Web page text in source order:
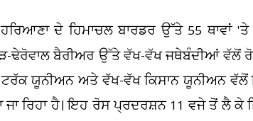
ਹਰਿਆਣਾ ਦੇ ਹਿਮਾਚਲ ਬਾਰਡਰ ਉੱਤੇ 55 ਥਾਵਾਂ
ਢੇਰੋਵਾਲ ਬੈਰੀਅਰ ਉੱਤੇ ਵੱਖ-ਵੱਖ ਜਥੇਬੰਦੀਆਂ ਵੱਲੋਂ
ਟਰੱਕ ਯੂਨੀਅਨ ਅਤੇ ਵੱਖ-ਵੱਖ ਕਿਸਾਨ ਯੂਨੀਅਨ
ਜਾ ਰਿਹਾ ਹੈ। ਇਹ ਰੋਸ ਪ੍ਰਦਰਸ਼ਨ 11 ਵਜੇ ਤੋਂ ਲੈ